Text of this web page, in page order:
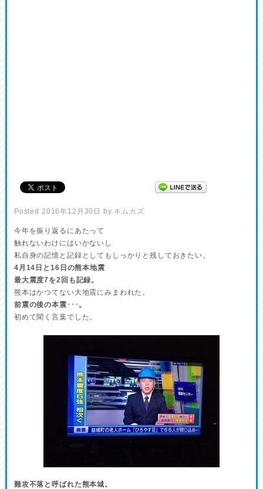
Posted 2016年12月30日 by キムカズ
今年を振り返るにあたって
触れないわけにはいかないし
私自身の記憶と記録としてもしっかりと残しておきたい。
4月14日と16日の熊本地震
最大震度7を2回も記録。
熊本はかつてない大地震にみまわれた。
前震の後の本震･･･。
初めて聞く言葉でした。
難攻不落と呼ばれた熊本城。